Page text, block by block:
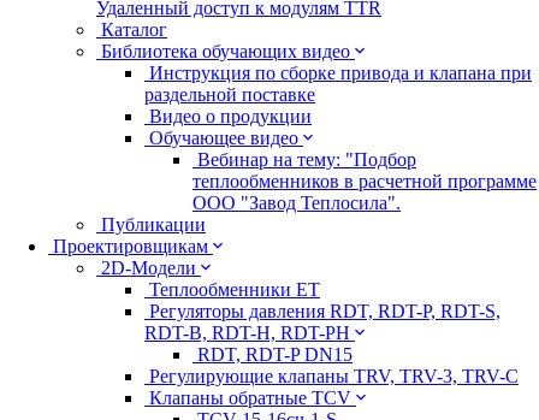
Удаленный доступ к модулям TTR
Каталог
Библиотека обучающих видео
Инструкция по сборке привода и клапана при
раздельной поставке
Видео о продукции
Обучающее видео
Вебинар на тему: "Подбор
теплообменников в расчетной программе
ООО "Завод Теплосила".
Публикации
Проектировщикам
2D-Модели
Теплообменники ЕТ
Регуляторы давления RDT, RDT-P, RDT-S,
RDT-B, RDT-H, RDT-PH
RDT, RDT-P DN15
Регулирующие клапаны TRV, TRV-3, TRV-C
Клапаны обратные TCV